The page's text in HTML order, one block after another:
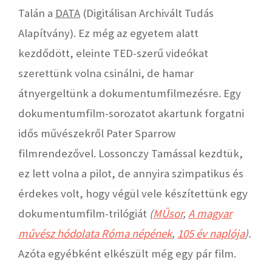
Talán a DATA (Digitálisan Archivált Tudás
Alapítvány). Ez még az egyetem alatt
kezdődött, eleinte TED-szerű videókat
szerettünk volna csinálni, de hamar
átnyergeltünk a dokumentumfilmezésre. Egy
dokumentumfilm-sorozatot akartunk forgatni
idős művészekről Pater Sparrow
filmrendezővel. Lossonczy Tamással kezdtük,
ez lett volna a pilot, de annyira szimpatikus és
érdekes volt, hogy végül vele készítettünk egy
dokumentumfilm-trilógiát (MŰsor, A magyar
művész hódolata Róma népének, 105 év naplója).
Azóta egyébként elkészült még egy pár film.